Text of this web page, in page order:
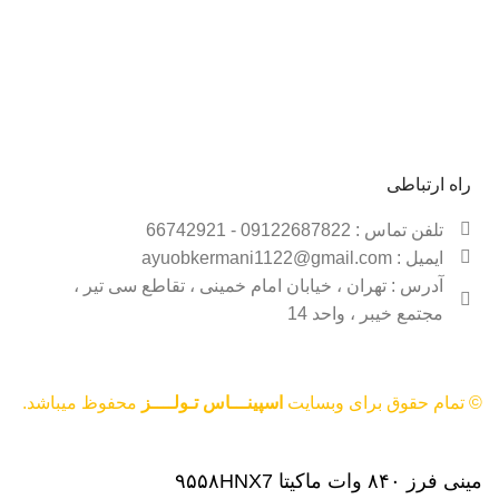
راه ارتباطی
تلفن تماس : 09122687822 - 66742921
ایمیل : ayuobkermani1122@gmail.com
آدرس : تهران ، خیابان امام خمینی ، تقاطع سی تیر ،
مجتمع خیبر ، واحد 14
© تمام حقوق برای وبسایت اسپینـــاس تـولــــز محفوظ میباشد.
مینی فرز ۸۴۰ وات ماکیتا ۹۵۵۸HNX7